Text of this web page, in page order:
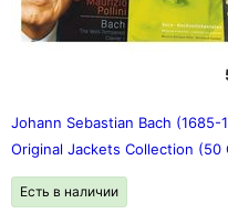
Johann Sebastian Bach
Original Jackets Collection (50
Есть в наличии